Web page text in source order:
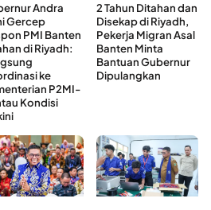
Andra
Gercep
PMI Banten
di Riyadh:
ke
P2MI-
Kondisi
2 Tahun Ditahan dan
Disekap di Riyadh,
Pekerja Migran Asal
Banten Minta
Bantuan Gubernur
Dipulangkan